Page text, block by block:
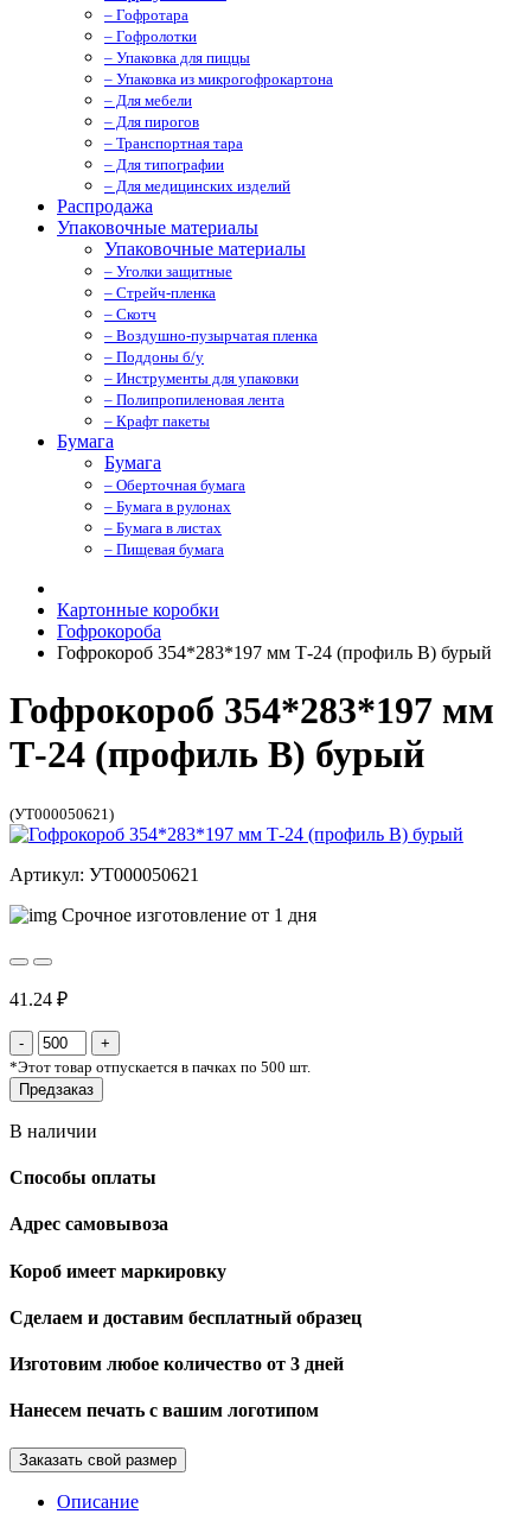
– Гофротара
– Гофролотки
– Упаковка для пиццы
– Упаковка из микрогофрокартона
– Для мебели
– Для пирогов
– Транспортная тара
– Для типографии
– Для медицинских изделий
Распродажа
Упаковочные материалы
Упаковочные материалы
– Уголки защитные
– Стрейч-пленка
– Скотч
– Воздушно-пузырчатая пленка
– Поддоны б/у
– Инструменты для упаковки
– Полипропиленовая лента
– Крафт пакеты
Бумага
Бумага
– Оберточная бумага
– Бумага в рулонах
– Бумага в листах
– Пищевая бумага
Картонные коробки
Гофрокороба
Гофрокороб 354*283*197 мм Т-24 (профиль B) бурый
Гофрокороб 354*283*197 мм
Т-24 (профиль B) бурый
(УТ000050621)
Артикул: УТ000050621
Срочное изготовление от 1 дня
41.24 ₽
*Этот товар отпускается в пачках по 500 шт.
Предзаказ
В наличии
Способы оплаты
Адрес самовывоза
Короб имеет маркировку
Сделаем и доставим бесплатный образец
Изготовим любое количество от 3 дней
Нанесем печать с вашим логотипом
Заказать свой размер
Описание